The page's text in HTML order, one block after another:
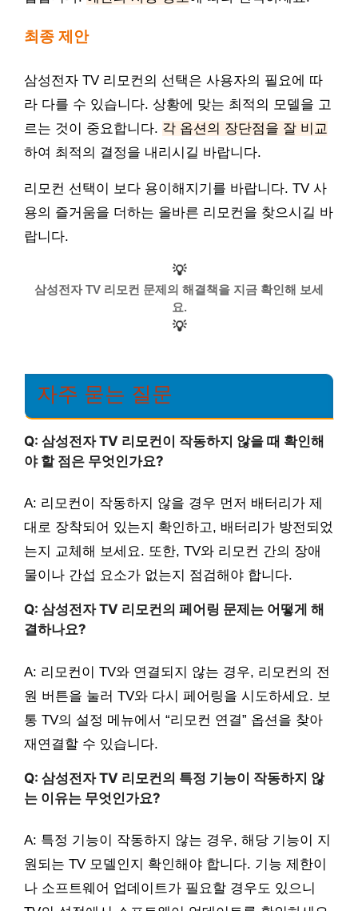
최종 제안
삼성전자 TV 리모컨의 선택은 사용자의 필요에 따
라 다를 수 있습니다. 상황에 맞는 최적의 모델을 고
르는 것이 중요합니다. 각 옵션의 장단점을 잘 비교
하여 최적의 결정을 내리시길 바랍니다.
리모컨 선택이 보다 용이해지기를 바랍니다. TV 사
용의 즐거움을 더하는 올바른 리모컨을 찾으시길 바
랍니다.
💡
삼성전자 TV 리모컨 문제의 해결책을 지금 확인해 보세
요.
💡
자주 묻는 질문
Q: 삼성전자 TV 리모컨이 작동하지 않을 때 확인해
야 할 점은 무엇인가요?
A: 리모컨이 작동하지 않을 경우 먼저 배터리가 제
대로 장착되어 있는지 확인하고, 배터리가 방전되었
는지 교체해 보세요. 또한, TV와 리모컨 간의 장애
물이나 간섭 요소가 없는지 점검해야 합니다.
Q: 삼성전자 TV 리모컨의 페어링 문제는 어떻게 해
결하나요?
A: 리모컨이 TV와 연결되지 않는 경우, 리모컨의 전
원 버튼을 눌러 TV와 다시 페어링을 시도하세요. 보
통 TV의 설정 메뉴에서 “리모컨 연결” 옵션을 찾아
재연결할 수 있습니다.
Q: 삼성전자 TV 리모컨의 특정 기능이 작동하지 않
는 이유는 무엇인가요?
A: 특정 기능이 작동하지 않는 경우, 해당 기능이 지
원되는 TV 모델인지 확인해야 합니다. 기능 제한이
나 소프트웨어 업데이트가 필요할 경우도 있으니